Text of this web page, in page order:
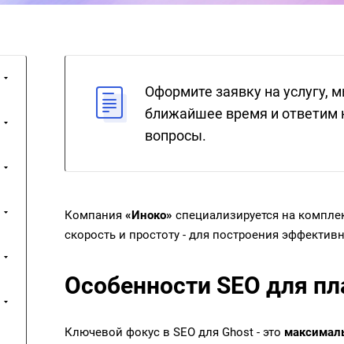
Оформите заявку на услугу,
ближайшее время и ответим
вопросы.
Компания «Иноко» специализируется на
скорость и простоту - для построения
Особенности SEO для
Ключевой фокус в SEO для Ghost - это